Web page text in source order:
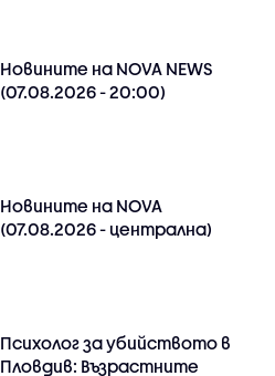
Новините на NOVA NEWS
(07.08.2026 - 20:00)
Новините на NOVA
(07.08.2026 - централна)
Психолог за убийството в
Пловдив: Възрастните